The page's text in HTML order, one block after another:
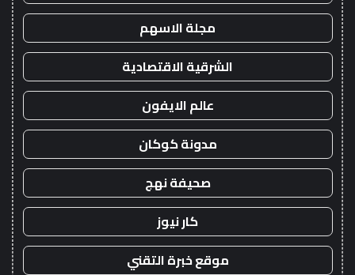
مجلة الاسهم
الشرقية الاقتصادية
عالم الايفون
مدونة كوكان
صحيفة نهج
كار نيوز
موقع خبرة التقني